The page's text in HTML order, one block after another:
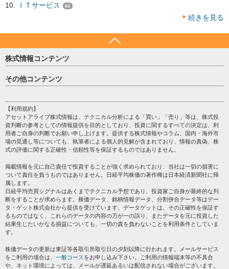
ＩＴサービス 64
続きを見る
株式情報コンテンツ
日経平均
売買シグナル
株テーマ情報
海外市況
投資カレンダー
格付け情報
その他コンテンツ
個人情報保護方針
プライバシーポリシー
会社案内
サイトマップ
過去データ
【利用規約】
アセットアライブ株式情報は、テクニカル分析による「買い」「売り」等は、株式投
資判断の参考としての情報提供を目的としており、投資に関するすべての決定は、利
用者ご自身の判断でお願い申し上げます。提供する株式情報やコラム、国内・海外市
場の見通し等についても、執筆者による個人的見解が含まれており、情報の真偽、株
式の評価に関する正確性・信頼性等を保証するものではありません。
掲載情報を元に自己責任で投資することが強く求められており、当社は一切の損害に
ついて責任を負うものではありません。日経平均株価の著作権は日本経済新聞社に帰
属します。
日経平均売買シグナルはあくまでテクニカル予想であり、投資家ご自身が最終的な判
断をすることが求めらます。株価データ、銘柄情報データ、分割併合データ等はデー
タ・ゲット株式会社から提供を受けています。データゲットは、その正確性を保証す
るものではなく、これらのデータの内容の万が一の誤り、またデータを元に投資した
結果生じたいかなる損益についても、一切の責を負わないことを利用条件としていま
す。
株価データの更新は東証等各取引所取引日の夕刻以降に行われます。メールサービス
をご利用の場合は、 一般コース をお申し込み下さい。ご利用の情報端末等の不具合
や、ネット環境によっては、メールが遅延あるいは配信されない場合がございます。